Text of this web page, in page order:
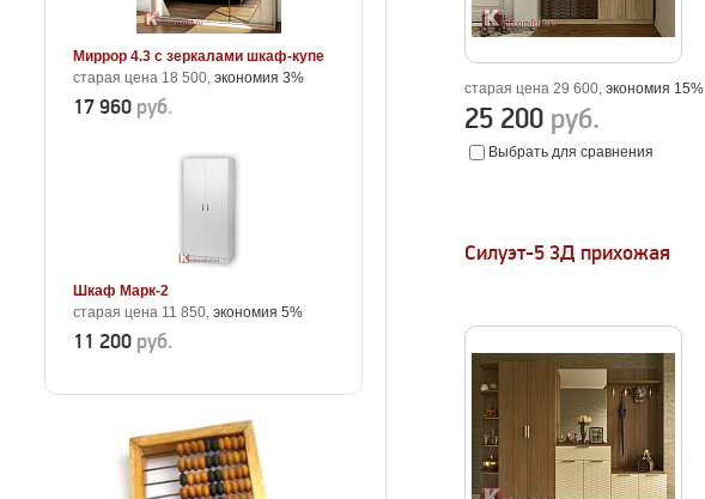
Миррор 4.3 с зеркалами шкаф-купе
старая цена 18 500, экономия 3%
17 960 руб.
Шкаф Марк-2
старая цена 11 850, экономия 5%
11 200 руб.
старая цена 29 600,экономия 15%
25 200 руб.
Выбрать для сравнения
Силуэт-5 3Д прихожая